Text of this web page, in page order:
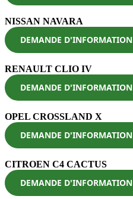
NISSAN NAVARA
DEMANDE D'INFORMATION
RENAULT CLIO IV
DEMANDE D'INFORMATION
OPEL CROSSLAND X
DEMANDE D'INFORMATION
CITROEN C4 CACTUS
DEMANDE D'INFORMATION